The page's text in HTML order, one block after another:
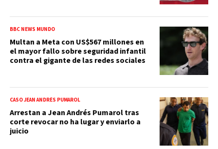
BBC NEWS MUNDO
Multan a Meta con US$567 millones en
el mayor fallo sobre seguridad infantil
contra el gigante de las redes sociales
CASO JEAN ANDRÉS PUMAROL
Arrestan a Jean Andrés Pumarol tras
corte revocar no ha lugar y enviarlo a
juicio